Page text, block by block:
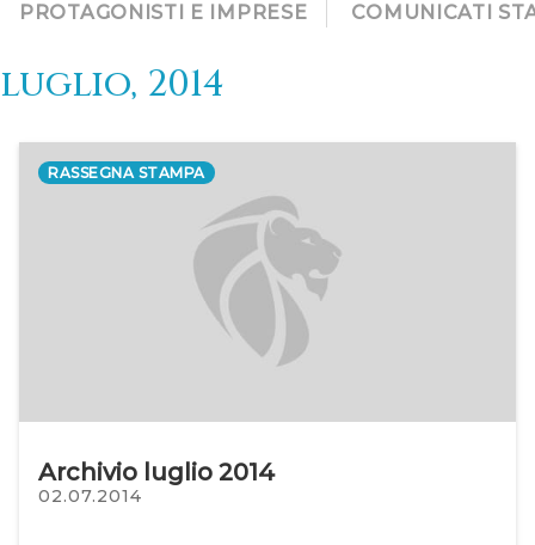
PROTAGONISTI E IMPRESE COMUNICATI
luglio, 2014
RASSEGNA STAMPA
Archivio luglio 2014
02.07.2014